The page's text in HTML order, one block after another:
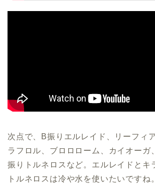
次点で、B振りエルレイド、リーフィ
ラフロル、ブロロローム、カイオーガ
振りトルネロスなど。エルレイドとキ
トルネロスは冷や水を使いたいですね。